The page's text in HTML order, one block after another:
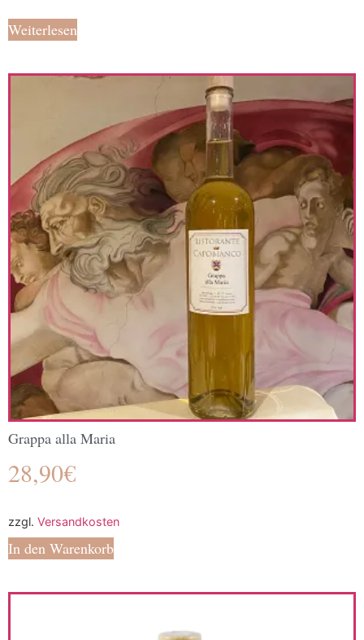
Weiterlesen
Grappa alla Maria
28,90€
zzgl. Versandkosten
In den Warenkorb